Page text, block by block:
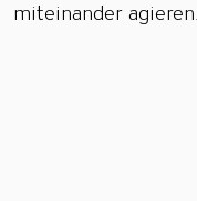
miteinander